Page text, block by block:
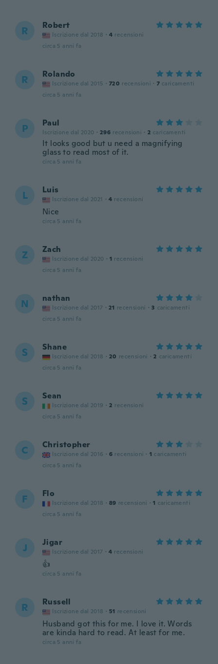
R Robert
Iscrizione dal 2018 · 4 recensioni
circa 5 anni fa
R Rolando
Iscrizione dal 2015 · 720 recensioni · 7 caricamenti
circa 5 anni fa
P Paul
Iscrizione dal 2020 · 296 recensioni · 2 caricamenti
It looks good but u need a magnifying
glass to read most of it.
circa 5 anni fa
L Luis
Iscrizione dal 2021 · 4 recensioni
Nice
circa 5 anni fa
Z Zach
Iscrizione dal 2020 · 1 recensioni
circa 5 anni fa
N nathan
Iscrizione dal 2017 · 21 recensioni · 3 caricamenti
circa 5 anni fa
S Shane
Iscrizione dal 2018 · 20 recensioni · 2 caricamenti
circa 5 anni fa
S Sean
Iscrizione dal 2019 · 2 recensioni
circa 5 anni fa
C Christopher
Iscrizione dal 2016 · 6 recensioni · 1 caricamenti
circa 5 anni fa
F Flo
Iscrizione dal 2018 · 89 recensioni · 1 caricamenti
circa 5 anni fa
J Jigar
Iscrizione dal 2017 · 4 recensioni
👍
circa 5 anni fa
R Russell
Iscrizione dal 2018 · 51 recensioni
Husband got this for me. I love it. Words
are kinda hard to read. At least for me.
circa 5 anni fa